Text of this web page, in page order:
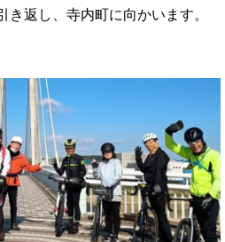
返し、寺内町に向かいます。